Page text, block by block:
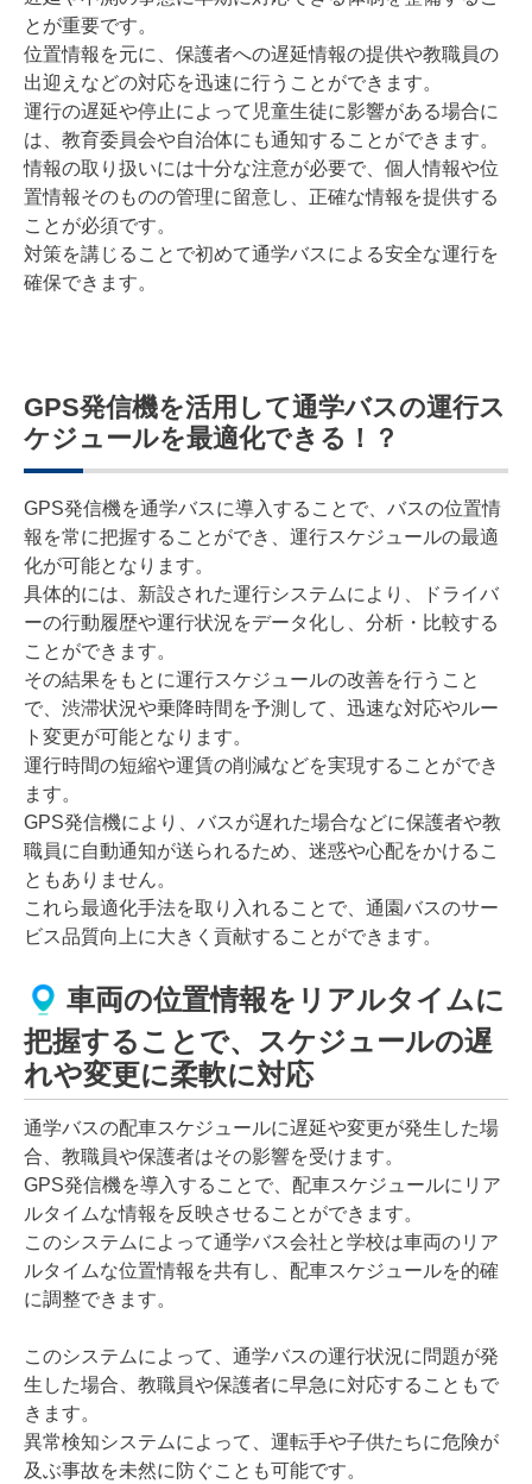
とが重要です。
位置情報を元に、保護者への遅延情報の提供や教職員の
出迎えなどの対応を迅速に行うことができます。
運行の遅延や停止によって児童生徒に影響がある場合に
は、教育委員会や自治体にも通知することができます。
情報の取り扱いには十分な注意が必要で、個人情報や位
置情報そのものの管理に留意し、正確な情報を提供する
ことが必須です。
対策を講じることで初めて通学バスによる安全な運行を
確保できます。
GPS発信機を活用して通学バスの運行ス
ケジュールを最適化できる！？
GPS発信機を通学バスに導入することで、バスの位置情
報を常に把握することができ、運行スケジュールの最適
化が可能となります。
具体的には、新設された運行システムにより、ドライバ
ーの行動履歴や運行状況をデータ化し、分析・比較する
ことができます。
その結果をもとに運行スケジュールの改善を行うこと
で、渋滞状況や乗降時間を予測して、迅速な対応やルー
ト変更が可能となります。
運行時間の短縮や運賃の削減などを実現することができ
ます。
GPS発信機により、バスが遅れた場合などに保護者や教
職員に自動通知が送られるため、迷惑や心配をかけるこ
ともありません。
これら最適化手法を取り入れることで、通園バスのサー
ビス品質向上に大きく貢献することができます。
車両の位置情報をリアルタイムに
把握することで、スケジュールの遅
れや変更に柔軟に対応
通学バスの配車スケジュールに遅延や変更が発生した場
合、教職員や保護者はその影響を受けます。
GPS発信機を導入することで、配車スケジュールにリア
ルタイムな情報を反映させることができます。
このシステムによって通学バス会社と学校は車両のリア
ルタイムな位置情報を共有し、配車スケジュールを的確
に調整できます。
このシステムによって、通学バスの運行状況に問題が発
生した場合、教職員や保護者に早急に対応することもで
きます。
異常検知システムによって、運転手や子供たちに危険が
及ぶ事故を未然に防ぐことも可能です。